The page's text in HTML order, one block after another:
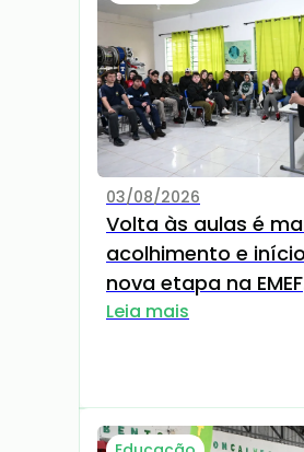
03/08/2026
Volta às aulas é
acolhimento e
nova etapa na EMEF
Raimundo Nedel
Leia mais